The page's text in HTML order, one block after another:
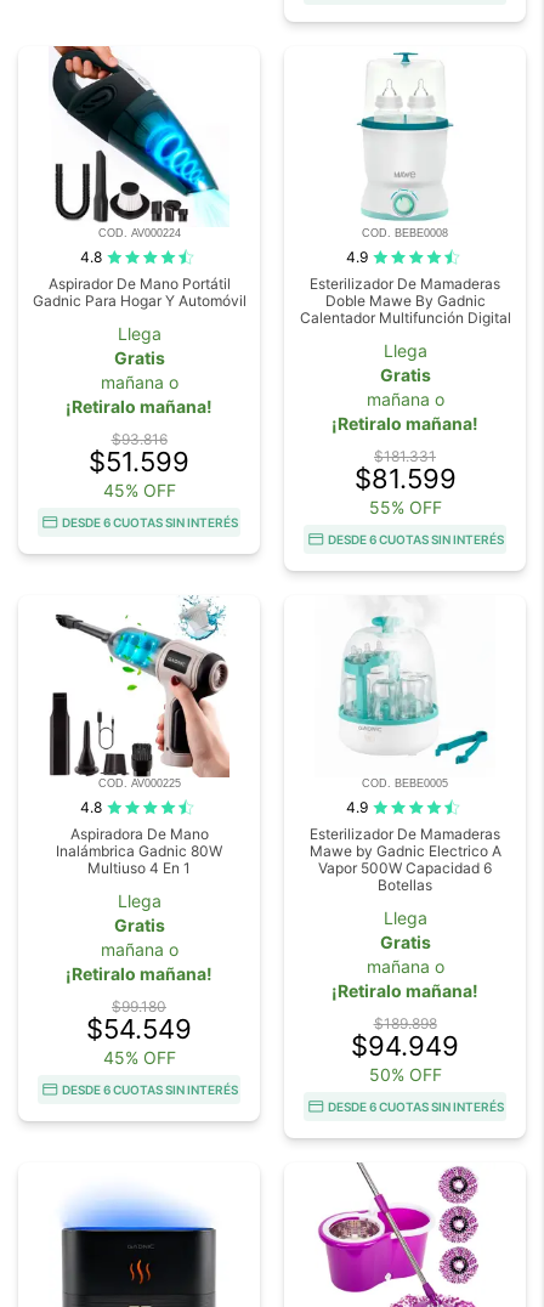
COD. AV000224
4.8
Aspirador De Mano Portátil
Gadnic Para Hogar Y Automóvil
Llega
Gratis
mañana o
¡Retiralo mañana!
$93.816
$51.599
45% OFF
DESDE 6 CUOTAS SIN INTERÉS
COD. BEBE0008
4.9
Esterilizador De Mamaderas
Doble Mawe By Gadnic
Calentador Multifunción Digital
Llega
Gratis
mañana o
¡Retiralo mañana!
$181.331
$81.599
55% OFF
DESDE 6 CUOTAS SIN INTERÉS
COD. AV000225
4.8
Aspiradora De Mano
Inalámbrica Gadnic 80W
Multiuso 4 En 1
Llega
Gratis
mañana o
¡Retiralo mañana!
$99.180
$54.549
45% OFF
DESDE 6 CUOTAS SIN INTERÉS
COD. BEBE0005
4.9
Esterilizador De Mamaderas
Mawe by Gadnic Electrico A
Vapor 500W Capacidad 6
Botellas
Llega
Gratis
mañana o
¡Retiralo mañana!
$189.898
$94.949
50% OFF
DESDE 6 CUOTAS SIN INTERÉS